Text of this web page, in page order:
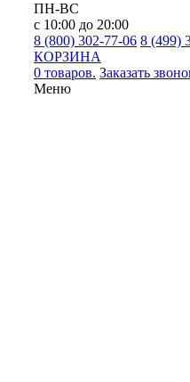
ПН-ВС
с 10:00 до 20:00
8 (800) 302-77-06 8 (499)
КОРЗИНА
0 товаров. Заказать
Меню